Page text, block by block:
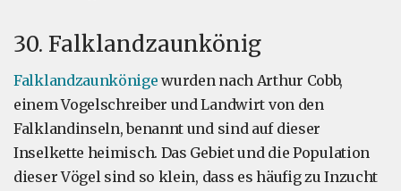
30. Falklandzaunkönig
Falklandzaunkönige wurden nach Arthur Cobb,
einem Vogelschreiber und Landwirt von den
Falklandinseln, benannt und sind auf dieser
Inselkette heimisch. Das Gebiet und die Population
dieser Vögel sind so klein, dass es häufig zu Inzucht